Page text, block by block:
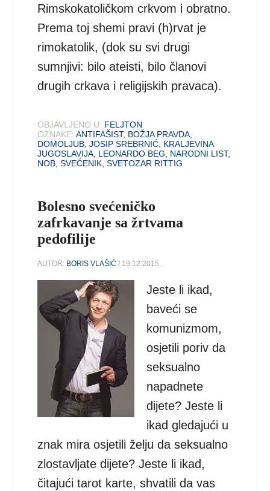
Rimskokatoličkom crkvom i obratno.
Prema toj shemi pravi (h)rvat je
rimokatolik, (dok su svi drugi
sumnjivi: bilo ateisti, bilo članovi
drugih crkava i religijskih pravaca).
OBJAVLJENO U: FELJTON
OZNAKE: ANTIFAŠIST, BOŽJA PRAVDA,
DOMOLJUB,JOSIP SREBRNIĆ, KRALJEVINA
JUGOSLAVIJA, LEONARDO BEG, NARODNI LIST,
NOB,SVEĆENIK,SVETOZAR RITTIG
Bolesno svećeničko
zafrkavanje sa žrtvama
pedofilije
AUTOR: BORIS VLAŠIĆ / 19.12.2015.
Jeste li ikad,
baveći se
komunizmom,
osjetili poriv da
seksualno
napadnete
dijete? Jeste li
ikad gledajući u
znak mira osjetili želju da seksualno
zlostavljate dijete? Jeste li ikad,
čitajući tarot karte, shvatili da vas